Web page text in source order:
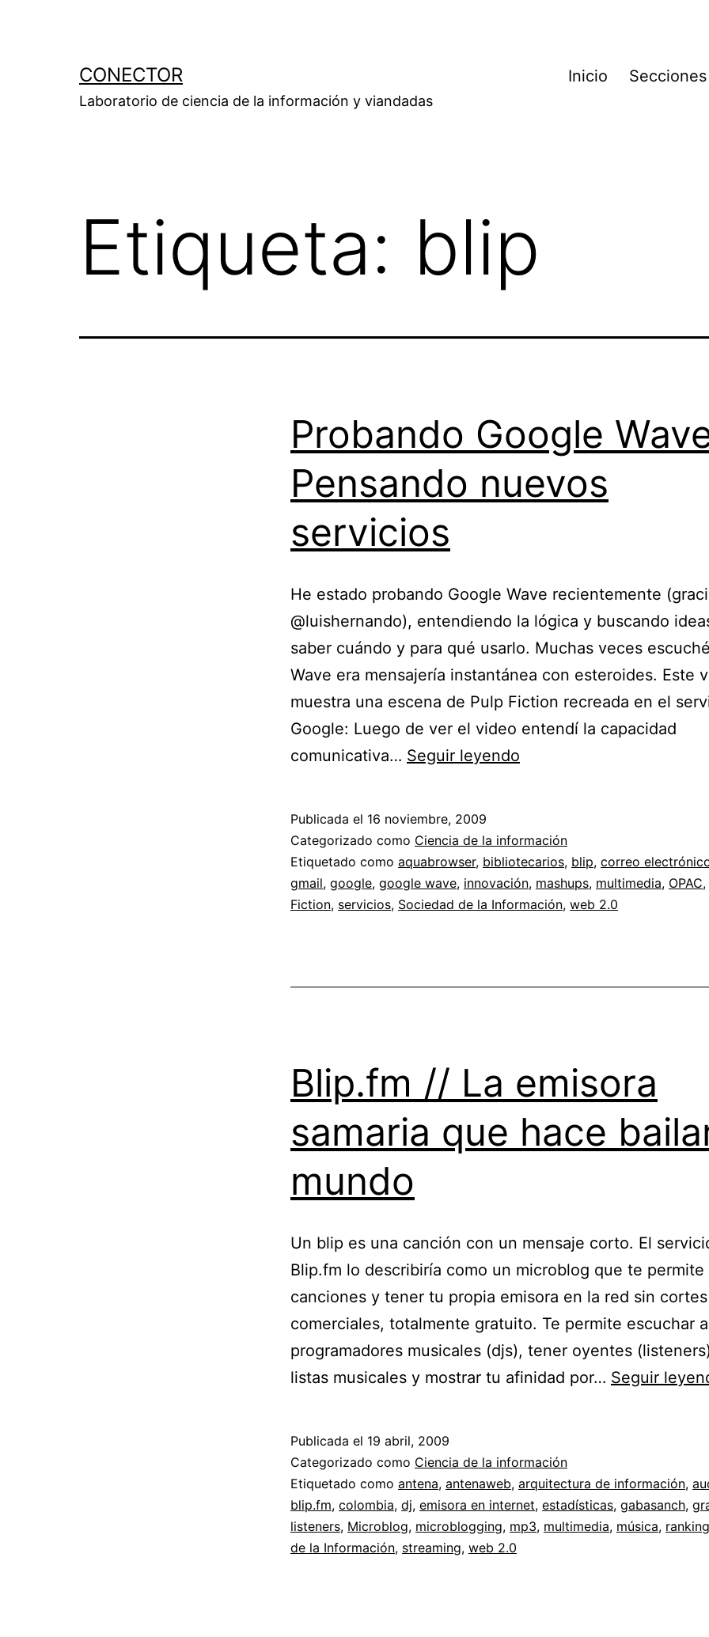
CONECTOR
Laboratorio de ciencia de la información y viandadas
Inicio Secciones
Etiqueta: blip
Probando Google
Pensando nuevos
servicios
He estado probando Google Wave recientemente
@luishernando), entendiendo la lógica y buscando
saber cuándo y para qué usarlo. Muchas veces
Wave era mensajería instantánea con esteroides. Este
muestra una escena de Pulp Fiction recreada en el
Google: Luego de ver el video entendí la capacidad
comunicativa… Seguir leyendo
//
Pensando
nuevos
servicios
Publicada el 16 noviembre, 2009
Categorizado como Ciencia de la información
Etiquetado como aquabrowser, bibliotecarios, blip, correo
gmail, google, google wave, innovación, mashups, multimedia, OPAC,
Fiction, servicios, Sociedad de la Información, web 2.0
Blip.fm // La emisora
samaria que hace
mundo
Un blip es una canción con un mensaje corto. El
Blip.fm lo describiría como un microblog que te permite
canciones y tener tu propia emisora en la red sin cortes
comerciales, totalmente gratuito. Te permite escuchar
programadores musicales (djs), tener oyentes
listas musicales y mostrar tu afinidad por… Seguir
Publicada el 19 abril, 2009
Categorizado como Ciencia de la información
Etiquetado como antena, antenaweb, arquitectura de información,
blip.fm, colombia, dj, emisora en internet, estadísticas, gabasanch,
listeners, Microblog, microblogging, mp3, multimedia, música, ranking
de la Información, streaming, web 2.0